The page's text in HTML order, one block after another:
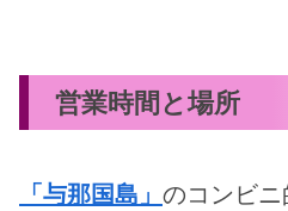
営業時間と場所
「与那国島」 のコンビ